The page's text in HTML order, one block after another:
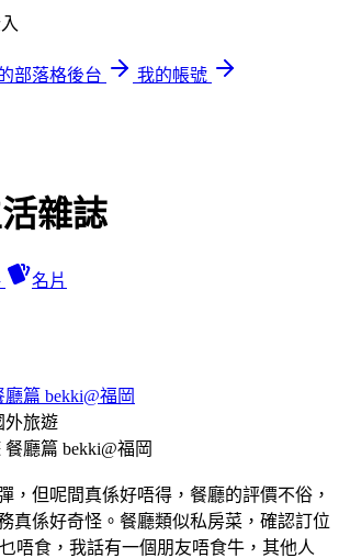
部落格後台
我的帳號
雜誌
名片
篇 bekki@福岡
外旅遊
，但呢間真係好唔得，餐廳的評價不俗，
真係好奇怪。餐廳類似私房菜，確認訂位
唔食，我話有一個朋友唔食牛，其他人